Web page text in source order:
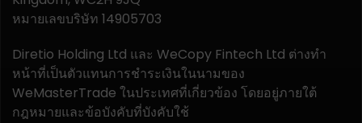
หมายเลขบริษัท 14905703
Diretio Holding Ltd และ WeCopy Fintech Ltd ต่างทำ
หน้าที่เป็นตัวแทนการชำระเงินในนามของ
WeMasterTrade ในประเทศที่เกี่ยวข้อง โดยอยู่ภายใต้
กฎหมายและข้อบังคับที่บังคับใช้